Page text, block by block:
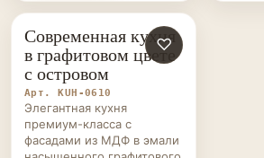
♡
Современная кухня
в графитовом цвете
с островом
Арт. KUH-0610
Элегантная кухня
премиум-класса с
фасадами из МДФ в эмали
насыщенного графитового
оттенка и практичной